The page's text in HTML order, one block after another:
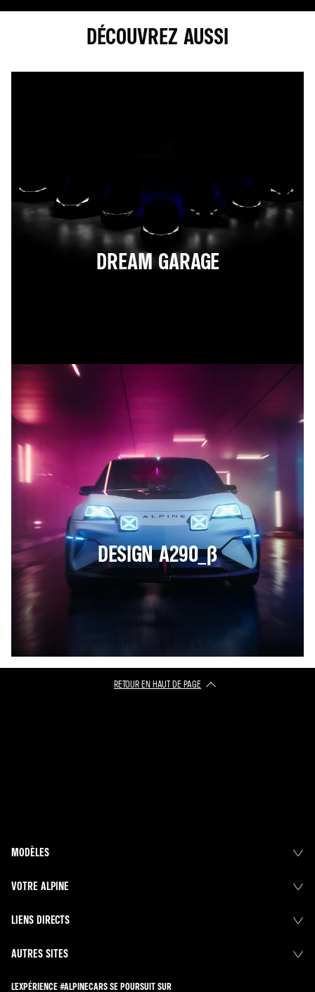
DÉCOUVREZ AUSSI
DREAM GARAGE
DESIGN A290_Β
RETOUR EN HAUT DE PAGE
MODÈLES
VOTRE ALPINE
LIENS DIRECTS
AUTRES SITES
L'EXPÉRIENCE #ALPINECARS SE POURSUIT SUR